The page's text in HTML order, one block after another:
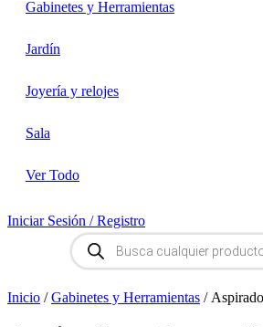
Gabinetes y Herramientas
Jardín
Joyería y relojes
Sala
Ver Todo
Iniciar Sesión / Registro
Búsqueda
de
productos
Inicio /Gabinetes y Herramientas /